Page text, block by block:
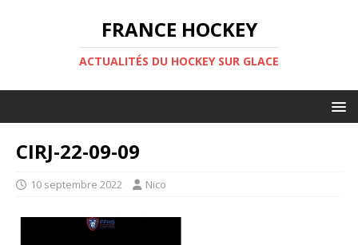
FRANCE HOCKEY
ACTUALITÉS DU HOCKEY SUR GLACE
CIRJ-22-09-09
10 septembre 2022 Nico